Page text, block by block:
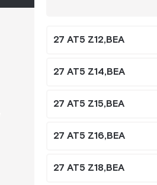
27 AT5 Z12,BEA
27 AT5 Z14,BEA
27 AT5 Z15,BEA
27 AT5 Z16,BEA
27 AT5 Z18,BEA